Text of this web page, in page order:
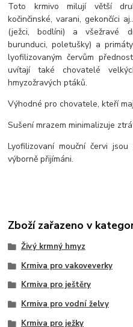
Toto krmivo milují větší
kočinčinské, varani, gekončíci
(ježci, bodlíni) a všežravé
burunduci, poletušky) a
lyofilizovaným červům
uvítají také chovatelé
hmyzožravých ptáků.
Výhodné pro chovatele, kteří
Sušení mrazem minimalizuje
Lyofilizovaní mouční červi
výborně přijímáni.
Zboží zařazeno v
Živý krmný hmyz
Krmiva pro vakoveverky
Krmiva pro ještěry
Krmiva pro vodní želvy
Krmiva pro ježky